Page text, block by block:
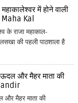
में होने वाली
Kal
के राजा महाकाल-
की पहली पाठशाला है
और मैहर माता की
और मैहर माता की